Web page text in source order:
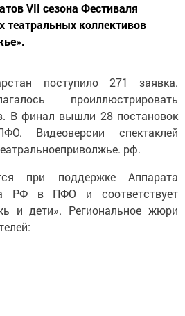
VII сезона Фестиваля
коллективов
поступило 271 заявка.
проиллюстрировать
В финал вышли 28 постановок
Видеоверсии спектаклей
рф.
при поддержке Аппарата
РФ в ПФО и соответствует
и дети». Региональное жюри